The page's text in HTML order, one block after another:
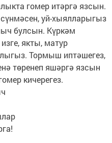
гомер итәргә язсын.
уй-хыялларыгыз
булсын. Күркәм
якты, матур
Тормыш иптәшегез,
төренеп яшәргә язсын
кичерегез.